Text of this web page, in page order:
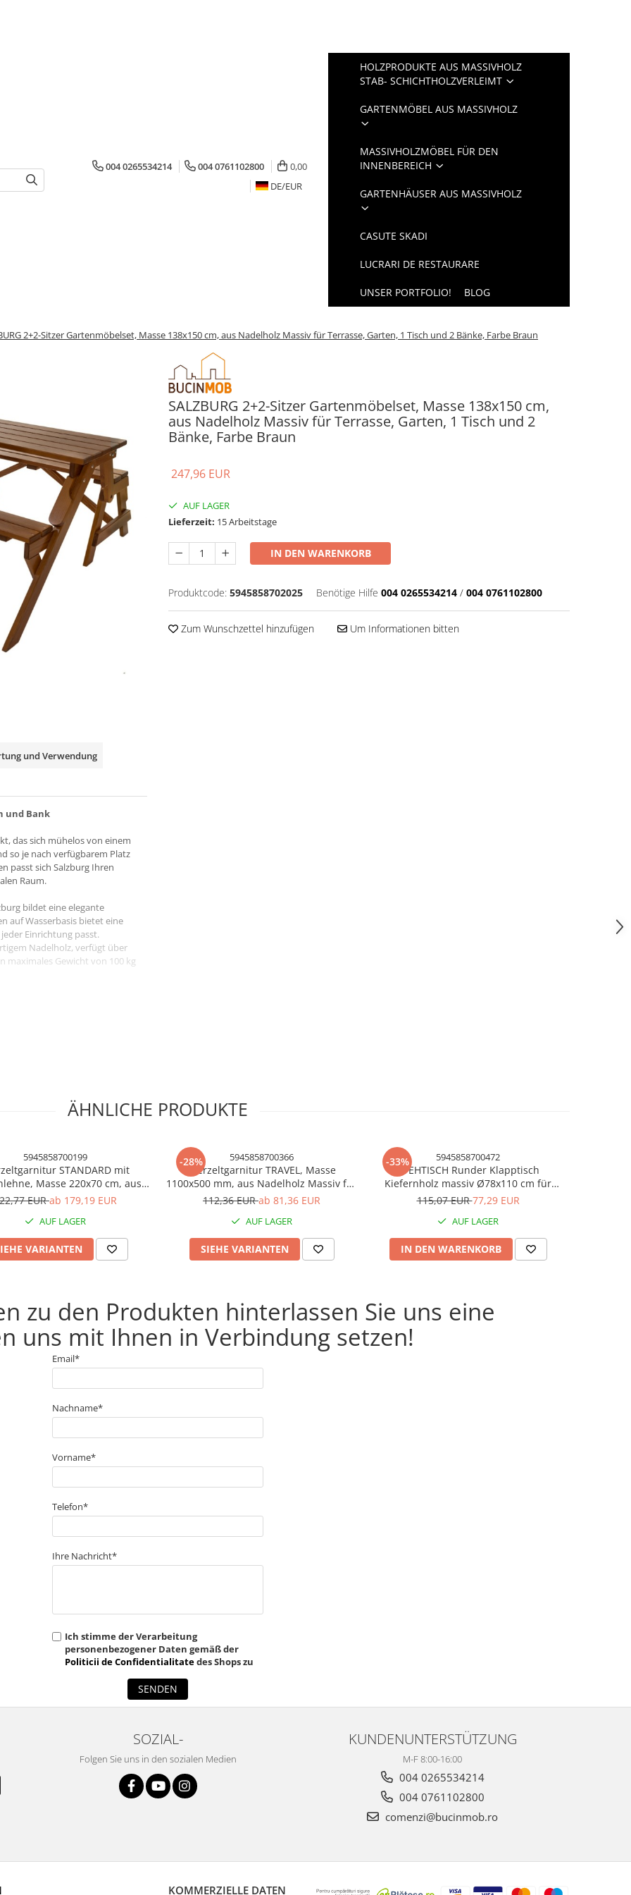
004 0265534214 004 0761102800
0,00
DE/EUR
HOLZPRODUKTE AUS MASSIVHOLZ
STAB- SCHICHTHOLZVERLEIMT
GARTENMÖBEL AUS MASSIVHOLZ
MASSIVHOLZMÖBEL FÜR DEN
INNENBEREICH
GARTENHÄUSER AUS MASSIVHOLZ
CASUTE SKADI
LUCRARI DE RESTAURARE
UNSER PORTFOLIO! BLOG
2+2-Sitzer Gartenmöbelset, Masse 138x150 cm, aus Nadelholz Massiv für Terrasse, Garten, 1 Tisch und 2 Bänke, Farbe Braun
SALZBURG 2+2-Sitzer Gartenmöbelset, Masse 138x150 cm,
aus Nadelholz Massiv für Terrasse, Garten, 1 Tisch und 2
Bänke, Farbe Braun
247,96 EUR
AUF LAGER
Lieferzeit: 15 Arbeitstage
IN DEN WARENKORB
Produktcode: 5945858702025 Benötige Hilfe 004 0265534214 / 004 0761102800
Zum Wunschzettel hinzufügen Um Informationen bitten
und Verwendung
und Bank
das sich mühelos von einem
so je nach verfügbarem Platz
passt sich Salzburg Ihren
Raum.
bildet eine elegante
auf Wasserbasis bietet eine
Einrichtung passt.
Nadelholz, verfügt über
maximales Gewicht von 100 kg
ÄHNLICHE PRODUKTE
5945858700199
STANDARD mit
Masse 220x70 cm, aus
Massiv für Terrasse, Garten,
EURab 179,19 EUR
AUF LAGER
VARIANTEN
-28% 5945858700366
Bierzeltgarnitur TRAVEL, Masse
1100x500 mm, aus Nadelholz Massiv für
Terrasse, Garten, 1 Tisch und 2 Bänke,
112,36 EURab 81,36 EUR
AUF LAGER
SIEHE VARIANTEN
-33% 5945858700472
STEHTISCH Runder Klapptisch
Kiefernholz massiv Ø78x110 cm für
Garten oder Terrasse Naturfarbe
115,07 EUR77,29 EUR
AUF LAGER
IN DEN WARENKORB
zu den Produkten hinterlassen Sie uns eine
uns mit Ihnen in Verbindung setzen!
Email*
Nachname*
Vorname*
Telefon*
Ihre Nachricht*
Ich stimme der Verarbeitung
personenbezogener Daten gemäß der
Politicii de Confidentialitatedes Shops zu
SENDEN
SOZIAL-
Folgen Sie uns in den sozialen Medien
KUNDENUNTERSTÜTZUNG
M-F 8:00-16:00
004 0265534214
004 0761102800
comenzi@bucinmob.ro
KOMMERZIELLE DATEN